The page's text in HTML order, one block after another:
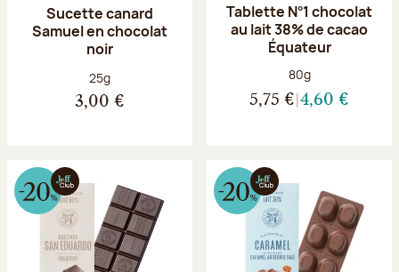
Sucette canard
Samuel en chocolat
noir
Poids net :
25g
3,00 €
Tablette N°1 chocolat
au lait 38% de cacao
Équateur
Poids net :
80g
5,75 € 4,60 €